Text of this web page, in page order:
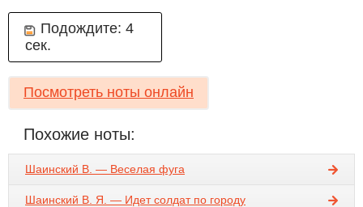
Подождите: 4
сек.
Посмотреть ноты онлайн
Похожие ноты:
Шаинский В. — Веселая фуга
Шаинский В. Я. — Идет солдат по городу